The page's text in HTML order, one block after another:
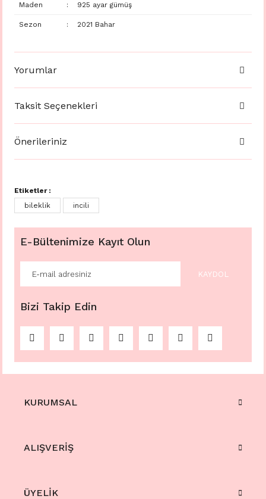
Maden : 925 ayar gümüş
Sezon : 2021 Bahar
Yorumlar
Taksit Seçenekleri
Önerileriniz
Etiketler :
bileklik
incili
E-Bültenimize Kayıt Olun
KAYDOL
Bizi Takip Edin
KURUMSAL
ALIŞVERİŞ
ÜYELİK